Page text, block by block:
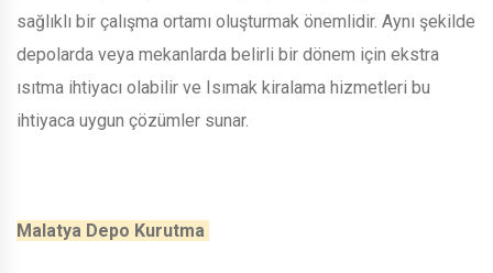
sağlıklı bir çalışma ortamı oluşturmak önemlidir. Aynı şekilde
depolarda veya mekanlarda belirli bir dönem için ekstra
ısıtma ihtiyacı olabilir ve Isımak kiralama hizmetleri bu
ihtiyaca uygun çözümler sunar.
Malatya Depo Kurutma